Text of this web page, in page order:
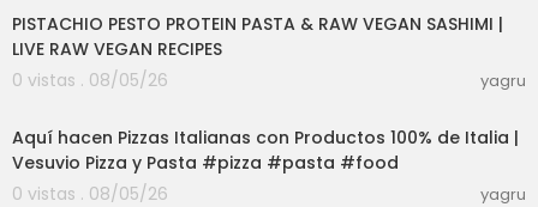
📧 tallerjulianaalvarez@gmail.com🎬VIDEOS REC
OMENDADOS:⭐️TIPOS DE GANACHE DE CHOCOLAT
E https://www.youtube.com/watch?v=6mMeFFL
qVFc⭐️TORTA DE CHOCOLATE HÚMEDA Y ESPONJ
G_tFLQI⭐️MAZAPÁN // FIGURAS DE ZANAHORIA htt
ps://www.youtube.com/watch?v=XdnbG4cIgE
M⭐️COMO HACER CUPCAKE DE PIÑA COLADA: http
PISTACHIO PESTO PROTEIN PASTA & RAW VEGAN SASHIMI |
LIVE RAW VEGAN RECIPES
0 vistas . 08/05/26
yagru
Aquí hacen Pizzas Italianas con Productos 100% de Italia |
Vesuvio Pizza y Pasta #pizza #pasta #food
0 vistas . 08/05/26
yagru